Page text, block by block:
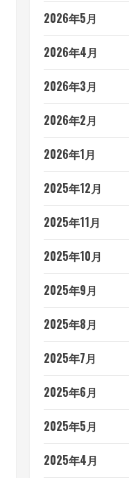
2026年5月
2026年4月
2026年3月
2026年2月
2026年1月
2025年12月
2025年11月
2025年10月
2025年9月
2025年8月
2025年7月
2025年6月
2025年5月
2025年4月